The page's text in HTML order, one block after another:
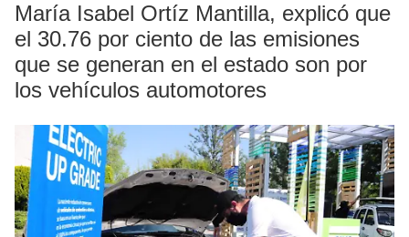
María Isabel Ortíz Mantilla, explicó que
el 30.76 por ciento de las emisiones
que se generan en el estado son por
los vehículos automotores